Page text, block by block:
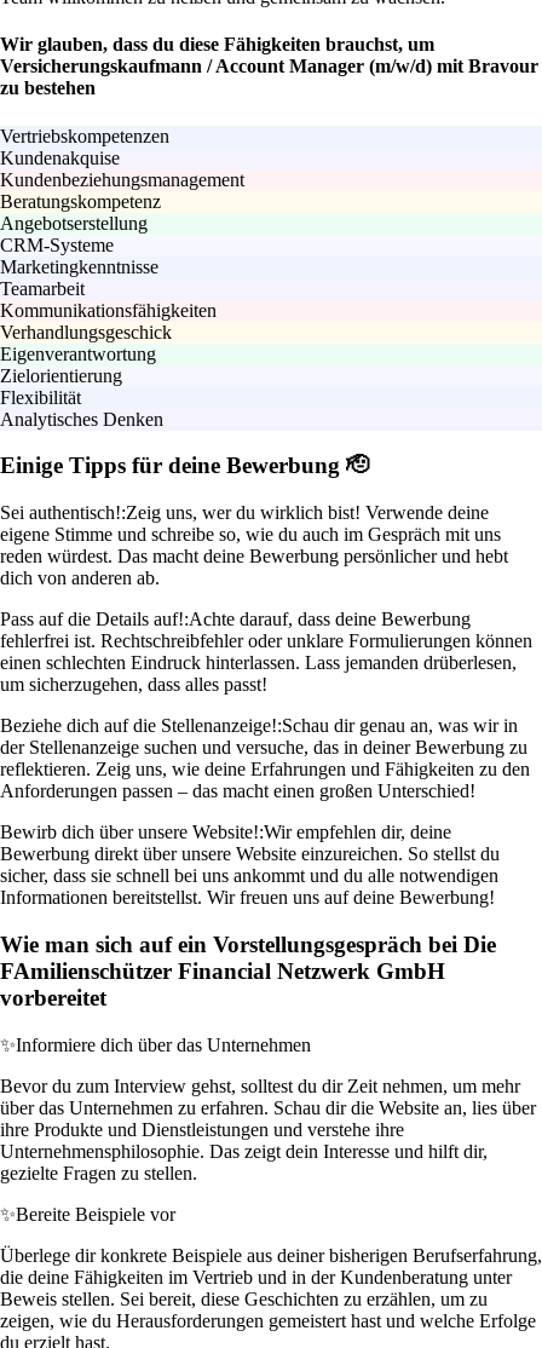
Wir glauben, dass du diese Fähigkeiten brauchst, um
Versicherungskaufmann / Account Manager (m/w/d) mit Bravour
zu bestehen
Vertriebskompetenzen
Kundenakquise
Kundenbeziehungsmanagement
Beratungskompetenz
Angebotserstellung
CRM-Systeme
Marketingkenntnisse
Teamarbeit
Kommunikationsfähigkeiten
Verhandlungsgeschick
Eigenverantwortung
Zielorientierung
Flexibilität
Analytisches Denken
Einige Tipps für deine Bewerbung 🫡
Sei authentisch!:Zeig uns, wer du wirklich bist! Verwende deine
eigene Stimme und schreibe so, wie du auch im Gespräch mit uns
reden würdest. Das macht deine Bewerbung persönlicher und hebt
dich von anderen ab.
Pass auf die Details auf!:Achte darauf, dass deine Bewerbung
fehlerfrei ist. Rechtschreibfehler oder unklare Formulierungen können
einen schlechten Eindruck hinterlassen. Lass jemanden drüberlesen,
um sicherzugehen, dass alles passt!
Beziehe dich auf die Stellenanzeige!:Schau dir genau an, was wir in
der Stellenanzeige suchen und versuche, das in deiner Bewerbung zu
reflektieren. Zeig uns, wie deine Erfahrungen und Fähigkeiten zu den
Anforderungen passen – das macht einen großen Unterschied!
Bewirb dich über unsere Website!:Wir empfehlen dir, deine
Bewerbung direkt über unsere Website einzureichen. So stellst du
sicher, dass sie schnell bei uns ankommt und du alle notwendigen
Informationen bereitstellst. Wir freuen uns auf deine Bewerbung!
Wie man sich auf ein Vorstellungsgespräch bei Die
FAmilienschützer Financial Netzwerk GmbH
vorbereitet
✨Informiere dich über das Unternehmen
Bevor du zum Interview gehst, solltest du dir Zeit nehmen, um mehr
über das Unternehmen zu erfahren. Schau dir die Website an, lies über
ihre Produkte und Dienstleistungen und verstehe ihre
Unternehmensphilosophie. Das zeigt dein Interesse und hilft dir,
gezielte Fragen zu stellen.
✨Bereite Beispiele vor
Überlege dir konkrete Beispiele aus deiner bisherigen Berufserfahrung,
die deine Fähigkeiten im Vertrieb und in der Kundenberatung unter
Beweis stellen. Sei bereit, diese Geschichten zu erzählen, um zu
zeigen, wie du Herausforderungen gemeistert hast und welche Erfolge
du erzielt hast.